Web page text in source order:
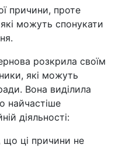
причини, проте
можуть спонукати
розкрила своїм
які можуть
Вона виділила
найчастіше
діяльності:
що ці причини не